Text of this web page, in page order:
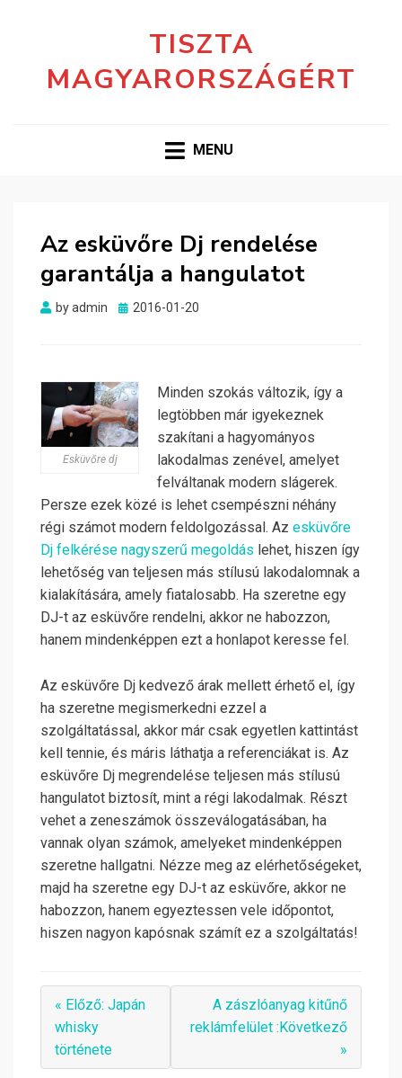
TISZTA
MAGYARORSZÁGÉRT
MENU
Az esküvőre Dj rendelése
garantálja a hangulatot
byadmin
Posted
2016-01-20
Esküvőre dj
Minden szokás változik, így a
legtöbben már igyekeznek
szakítani a hagyományos
lakodalmas zenével, amelyet
felváltanak modern slágerek.
Persze ezek közé is lehet csempészni néhány
régi számot modern feldolgozással. Az esküvőre
Dj felkérése nagyszerű megoldás lehet, hiszen így
lehetőség van teljesen más stílusú lakodalomnak a
kialakítására, amely fiatalosabb. Ha szeretne egy
DJ-t az esküvőre rendelni, akkor ne habozzon,
hanem mindenképpen ezt a honlapot keresse fel.
Az esküvőre Dj kedvező árak mellett érhető el, így
ha szeretne megismerkedni ezzel a
szolgáltatással, akkor már csak egyetlen kattintást
kell tennie, és máris láthatja a referenciákat is. Az
esküvőre Dj megrendelése teljesen más stílusú
hangulatot biztosít, mint a régi lakodalmak. Részt
vehet a zeneszámok összeválogatásában, ha
vannak olyan számok, amelyeket mindenképpen
szeretne hallgatni. Nézze meg az elérhetőségeket,
majd ha szeretne egy DJ-t az esküvőre, akkor ne
habozzon, hanem egyeztessen vele időpontot,
hiszen nagyon kapósnak számít ez a szolgáltatás!
« Előző: Japán
whisky
története
A zászlóanyag kitűnő
reklámfelület :Következő
»